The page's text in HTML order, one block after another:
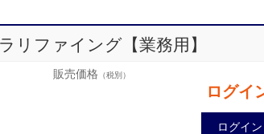
ファイング【業務用】
販売価格 （税別）
ログイ
ログイン